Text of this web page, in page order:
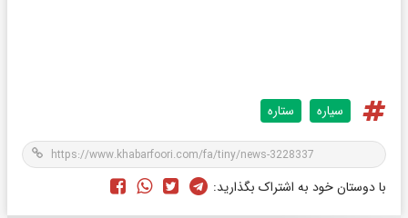
سیاره ستاره
با دوستان خود به اشتراک بگذارید: